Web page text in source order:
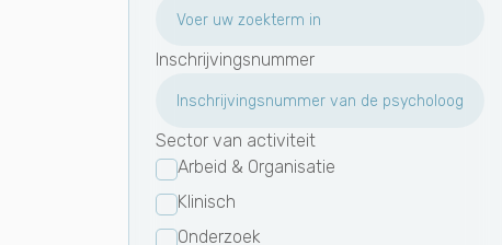
Inschrijvingsnummer
Sector van activiteit
Arbeid & Organisatie
Klinisch
Onderzoek